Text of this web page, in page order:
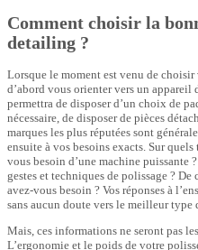
Comment choisir la
detailing ?
Lorsque le moment est venu de
d’abord vous orienter vers un appareil
permettra de disposer d’un choix de
nécessaire, de disposer de pièces
marques les plus réputées sont
ensuite à vos besoins exacts. Sur
vous besoin d’une machine
gestes et techniques de polissage ?
avez-vous besoin ? Vos réponses à
sans aucun doute vers le meilleur type
Mais, ces informations ne seront pas
L’ergonomie et le poids de votre